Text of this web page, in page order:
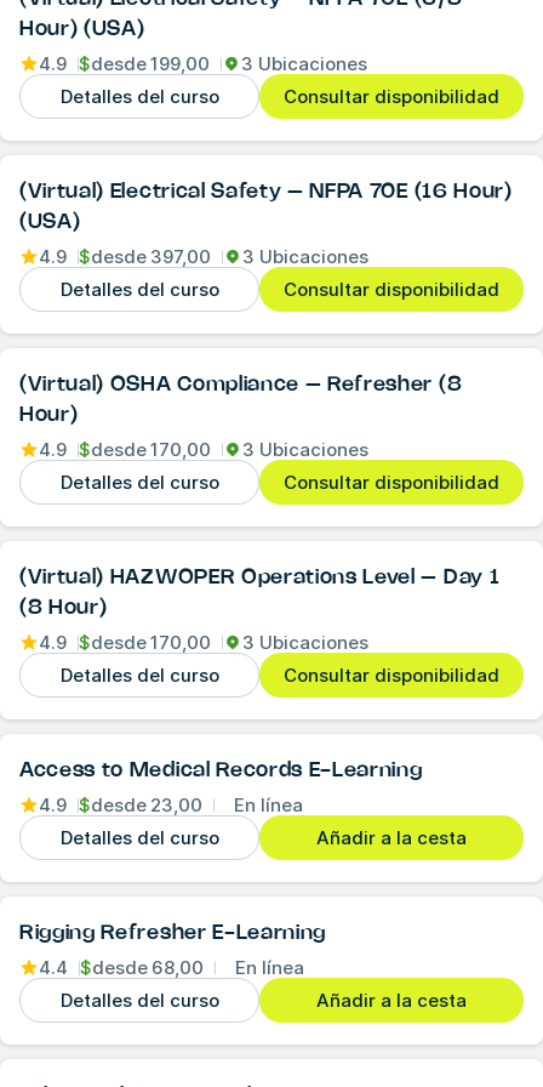
Hour) (USA)
4.9 $desde199,00
3 Ubicaciones
Detalles del curso
Consultar disponibilidad
(Virtual) Electrical Safety – NFPA 70E (16 Hour)
(USA)
4.9 $desde 397,00
3 Ubicaciones
Detalles del curso
Consultar disponibilidad
(Virtual) OSHA Compliance – Refresher (8
Hour)
4.9 $desde170,00
3 Ubicaciones
Detalles del curso
Consultar disponibilidad
(Virtual) HAZWOPER Operations Level – Day 1
(8 Hour)
4.9 $desde170,00
3 Ubicaciones
Detalles del curso
Consultar disponibilidad
Access to Medical Records E-Learning
4.9 $desde 23,00
En línea
Detalles del curso
Añadir a la cesta
Rigging Refresher E-Learning
4.4 $desde 68,00
En línea
Detalles del curso
Añadir a la cesta